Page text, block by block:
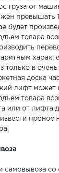
груза от
превышать
будет
товара
только в
доска
лифт может
товара
или от лифта
пронос
самовывоза